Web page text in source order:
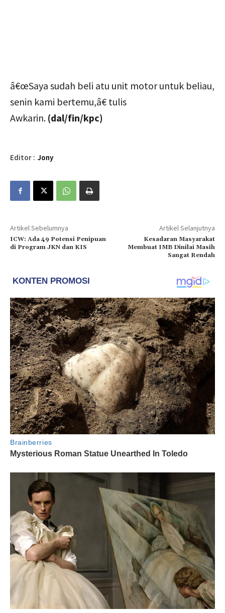
â€œSaya sudah beli atu unit motor untuk beliau,
senin kami bertemu,â€ tulis
Awkarin. (dal/fin/kpc)
Editor : Jony
Artikel Sebelumnya
ICW: Ada 49 Potensi Penipuan
di Program JKN dan KIS
Artikel Selanjutnya
Kesadaran Masyarakat
Membuat IMB Dinilai Masih
Sangat Rendah